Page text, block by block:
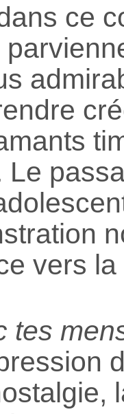
ce
Le
vers
tes